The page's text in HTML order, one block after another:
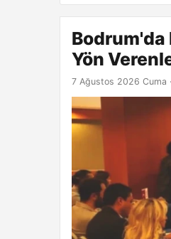
Bodrum'da
Yön
7 Ağustos 2026 Cuma